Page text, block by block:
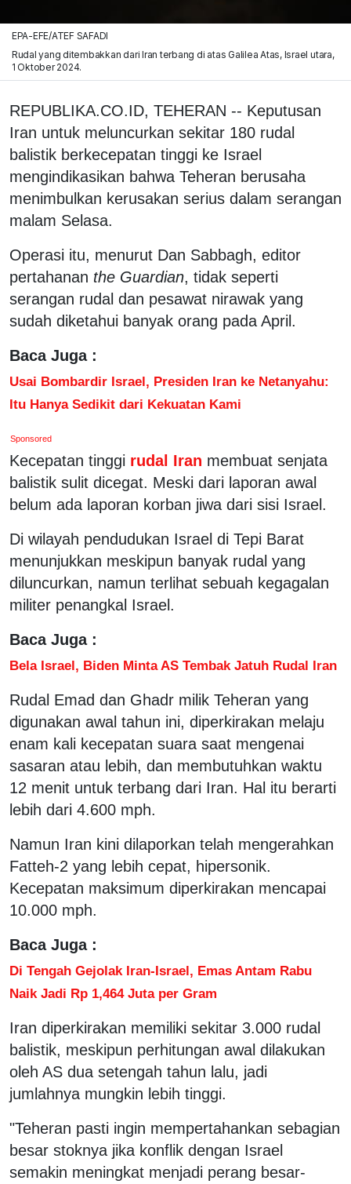
EPA-EFE/ATEF SAFADI
Rudal yang ditembakkan dari Iran terbang di atas Galilea Atas, Israel utara,
1 Oktober 2024.
REPUBLIKA.CO.ID, TEHERAN -- Keputusan
Iran untuk meluncurkan sekitar 180 rudal
balistik berkecepatan tinggi ke Israel
mengindikasikan bahwa Teheran berusaha
menimbulkan kerusakan serius dalam serangan
malam Selasa.
Operasi itu, menurut Dan Sabbagh, editor
pertahanan the Guardian, tidak seperti
serangan rudal dan pesawat nirawak yang
sudah diketahui banyak orang pada April.
Baca Juga :
Usai Bombardir Israel, Presiden Iran ke Netanyahu:
Itu Hanya Sedikit dari Kekuatan Kami
Sponsored
Kecepatan tinggi rudal Iran membuat senjata
balistik sulit dicegat. Meski dari laporan awal
belum ada laporan korban jiwa dari sisi Israel.
Di wilayah pendudukan Israel di Tepi Barat
menunjukkan meskipun banyak rudal yang
diluncurkan, namun terlihat sebuah kegagalan
militer penangkal Israel.
Baca Juga :
Bela Israel, Biden Minta AS Tembak Jatuh Rudal Iran
Rudal Emad dan Ghadr milik Teheran yang
digunakan awal tahun ini, diperkirakan melaju
enam kali kecepatan suara saat mengenai
sasaran atau lebih, dan membutuhkan waktu
12 menit untuk terbang dari Iran. Hal itu berarti
lebih dari 4.600 mph.
Namun Iran kini dilaporkan telah mengerahkan
Fatteh-2 yang lebih cepat, hipersonik.
Kecepatan maksimum diperkirakan mencapai
10.000 mph.
Baca Juga :
Di Tengah Gejolak Iran-Israel, Emas Antam Rabu
Naik Jadi Rp 1,464 Juta per Gram
Iran diperkirakan memiliki sekitar 3.000 rudal
balistik, meskipun perhitungan awal dilakukan
oleh AS dua setengah tahun lalu, jadi
jumlahnya mungkin lebih tinggi.
"Teheran pasti ingin mempertahankan sebagian
besar stoknya jika konflik dengan Israel
semakin meningkat menjadi perang besar-